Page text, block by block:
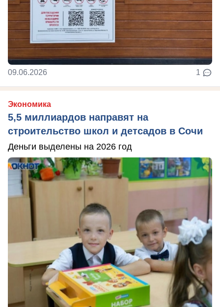
09.06.2026 1
Экономика
5,5 миллиардов направят на
строительство школ и детсадов в Сочи
Деньги выделены на 2026 год